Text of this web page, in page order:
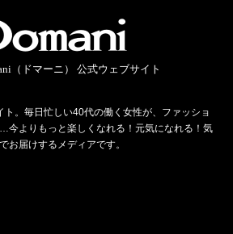
（ドマーニ） 公式ウェブサイト
。毎日忙しい40代の働く女性が、ファッショ
今よりもっと楽しくなれる！元気になれる！気
お届けするメディアです。